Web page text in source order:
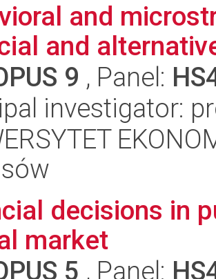
and
and
9 , Panel:
investigator:
decisions in
market
5 , Panel: